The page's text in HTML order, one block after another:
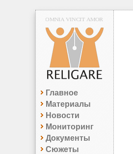
Главное
Материалы
Новости
Мониторинг
Документы
Сюжеты